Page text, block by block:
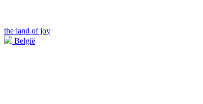
the land of joy
België